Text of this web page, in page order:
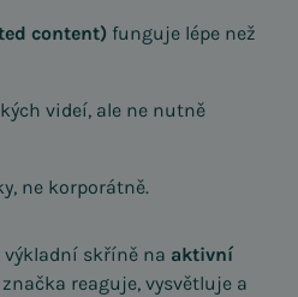
content) funguje lépe než
videí, ale ne nutně
ne korporátně.
skříně na aktivní
značka reaguje, vysvětluje a